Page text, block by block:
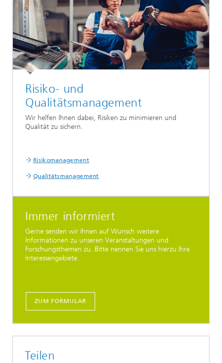
Risiko- und
Qualitätsmanagement
Wir helfen Ihnen dabei, Risiken zu minimieren und
Qualität zu sichern.
Risikomanagement
Qualitätsmanagement
Immer informiert
Gerne senden wir Ihnen auf Wunsch weitere
Informationen zu unseren Veranstaltungen und
Forschungsthemen zu. Bitte nennen Sie uns hierzu Ihre
Interessengebiete.
ZUM FORMULAR
Teilen